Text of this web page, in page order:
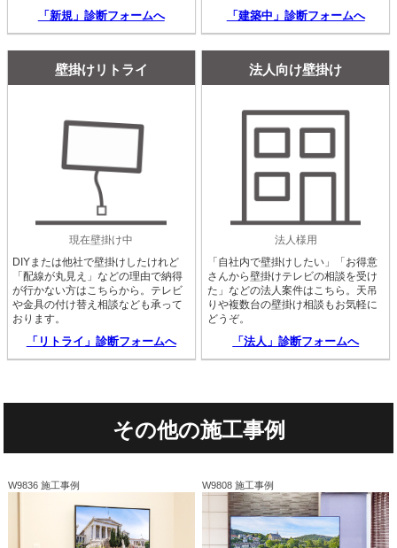
「新規」診断フォームへ 「建築中」診断フォームへ
壁掛けリトライ
現在壁掛け中
DIYまたは他社で壁掛けしたけれど
「配線が丸見え」などの理由で納得
が行かない方はこちらから。テレビ
や金具の付け替え相談なども承って
おります。
「リトライ」診断フォームへ
法人向け壁掛け
法人様用
「自社内で壁掛けしたい」「お得意
さんから壁掛けテレビの相談を受け
た」などの法人案件はこちら。天吊
りや複数台の壁掛け相談もお気軽に
どうぞ。
「法人」診断フォームへ
その他の施工事例
W9836 施工事例 W9808 施工事例